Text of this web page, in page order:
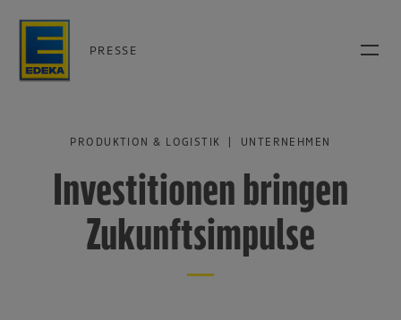
PRESSE
PRODUKTION & LOGISTIK | UNTERNEHMEN
Investitionen bringen
Zukunftsimpulse